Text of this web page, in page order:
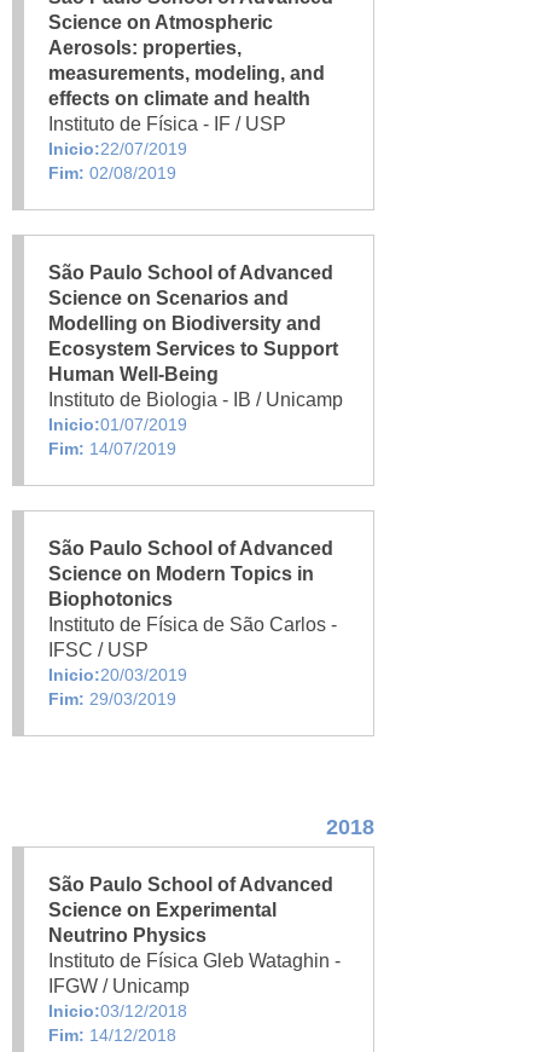
Science on Atmospheric
Aerosols: properties,
measurements, modeling, and
effects on climate and health
Instituto de Física - IF / USP
Inicio:22/07/2019
Fim: 02/08/2019
São Paulo School of Advanced
Science on Scenarios and
Modelling on Biodiversity and
Ecosystem Services to Support
Human Well-Being
Instituto de Biologia - IB / Unicamp
Inicio:01/07/2019
Fim: 14/07/2019
São Paulo School of Advanced
Science on Modern Topics in
Biophotonics
Instituto de Física de São Carlos -
IFSC / USP
Inicio:20/03/2019
Fim: 29/03/2019
2018
São Paulo School of Advanced
Science on Experimental
Neutrino Physics
Instituto de Física Gleb Wataghin -
IFGW / Unicamp
Inicio:03/12/2018
Fim: 14/12/2018